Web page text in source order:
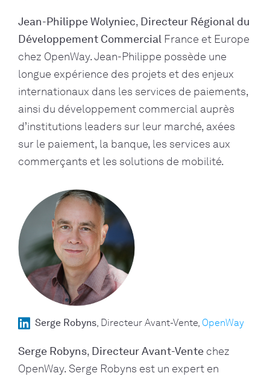
Jean-Philippe Wolyniec, Directeur Régional du
Développement Commercial France et Europe
chez OpenWay. Jean-Philippe possède une
longue expérience des projets et des enjeux
internationaux dans les services de paiements,
ainsi du développement commercial auprès
d’institutions leaders sur leur marché, axées
sur le paiement, la banque, les services aux
commerçants et les solutions de mobilité.
Serge Robyns Directeur Avant-Vente OpenWay
Serge Robyns, Directeur Avant-Vente chez
OpenWay. Serge Robyns est un expert en